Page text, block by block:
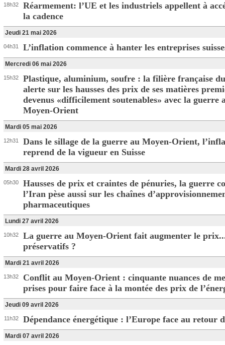
18h32
Réarmement: l’UE et les industriels appellent à
la cadence
Jeudi 21 mai 2026
04h31 L’inflation commence à hanter les entreprises
Mercredi 06 mai 2026
15h32
Plastique, aluminium, soufre : la filière française
alerte sur les hausses des prix de ses matières
devenus «difficilement soutenables» avec la guerre
Moyen-Orient
Mardi 05 mai 2026
12h31
Dans le sillage de la guerre au Moyen-Orient,
reprend de la vigueur en Suisse
Mardi 28 avril 2026
05h30
Hausses de prix et craintes de pénuries, la guerre
l’Iran pèse aussi sur les chaînes
pharmaceutiques
Lundi 27 avril 2026
10h32
La guerre au Moyen-Orient fait augmenter le
préservatifs ?
Mardi 21 avril 2026
13h32
Conflit au Moyen-Orient : cinquante nuances de
prises pour faire face à la montée des prix de
Jeudi 09 avril 2026
11h32 Dépendance énergétique : l’Europe face au retour
Mardi 07 avril 2026